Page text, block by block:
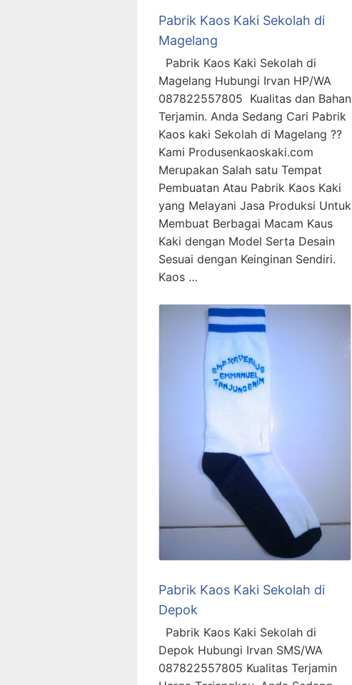
Pabrik Kaos Kaki Sekolah di
Magelang
Pabrik Kaos Kaki Sekolah di
Magelang Hubungi Irvan HP/WA
087822557805 Kualitas dan Bahan
Terjamin. Anda Sedang Cari Pabrik
Kaos kaki Sekolah di Magelang ??
Kami Produsenkaoskaki.com
Merupakan Salah satu Tempat
Pembuatan Atau Pabrik Kaos Kaki
yang Melayani Jasa Produksi Untuk
Membuat Berbagai Macam Kaus
Kaki dengan Model Serta Desain
Sesuai dengan Keinginan Sendiri.
Kaos …
Pabrik Kaos Kaki Sekolah di
Depok
Pabrik Kaos Kaki Sekolah di
Depok Hubungi Irvan SMS/WA
087822557805 Kualitas Terjamin